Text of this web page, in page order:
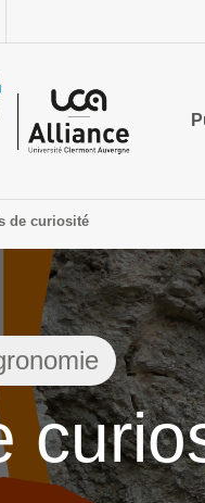
de curiosité